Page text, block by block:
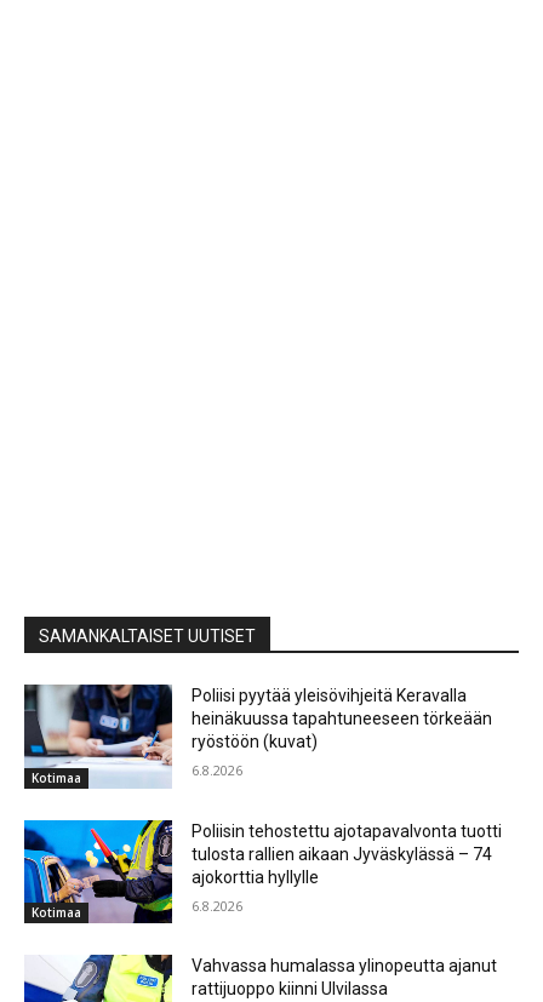
SAMANKALTAISET UUTISET
Kotimaa
Poliisi pyytää yleisövihjeitä Keravalla
heinäkuussa tapahtuneeseen törkeään
ryöstöön (kuvat)
6.8.2026
Kotimaa
Poliisin tehostettu ajotapavalvonta tuotti
tulosta rallien aikaan Jyväskylässä – 74
ajokorttia hyllylle
6.8.2026
Vahvassa humalassa ylinopeutta ajanut
rattijuoppo kiinni Ulvilassa